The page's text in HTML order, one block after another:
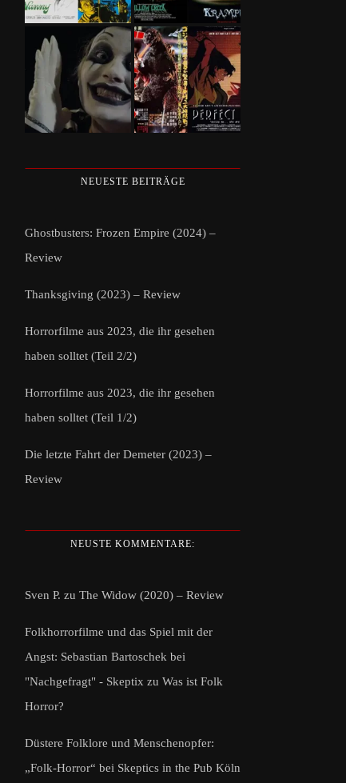
NEUESTE BEITRÄGE
Ghostbusters: Frozen Empire (2024) –
Review
Thanksgiving (2023) – Review
Horrorfilme aus 2023, die ihr gesehen
haben solltet (Teil 2/2)
Horrorfilme aus 2023, die ihr gesehen
haben solltet (Teil 1/2)
Die letzte Fahrt der Demeter (2023) –
Review
NEUSTE KOMMENTARE:
Sven P. zu The Widow (2020) – Review
Folkhorrorfilme und das Spiel mit der
Angst: Sebastian Bartoschek bei
"Nachgefragt" - Skeptix zu Was ist Folk
Horror?
Düstere Folklore und Menschenopfer:
„Folk-Horror“ bei Skeptics in the Pub Köln